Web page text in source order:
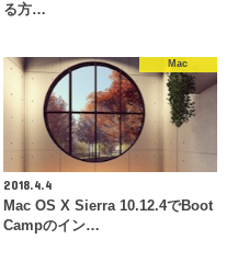
る方…
Mac
2018.4.4
Mac OS X Sierra 10.12.4でBoot
Campのイン…